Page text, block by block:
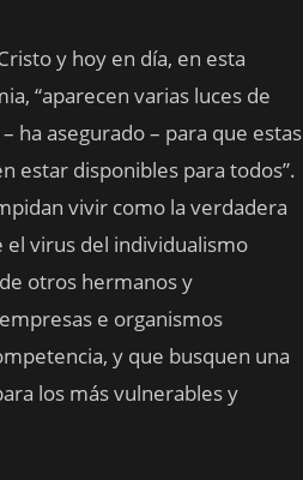
y hoy en día, en esta
“aparecen varias luces de
ha asegurado – para que estas
estar disponibles para todos”.
vivir como la verdadera
virus del individualismo
otros hermanos y
e organismos
y que busquen una
los más vulnerables y